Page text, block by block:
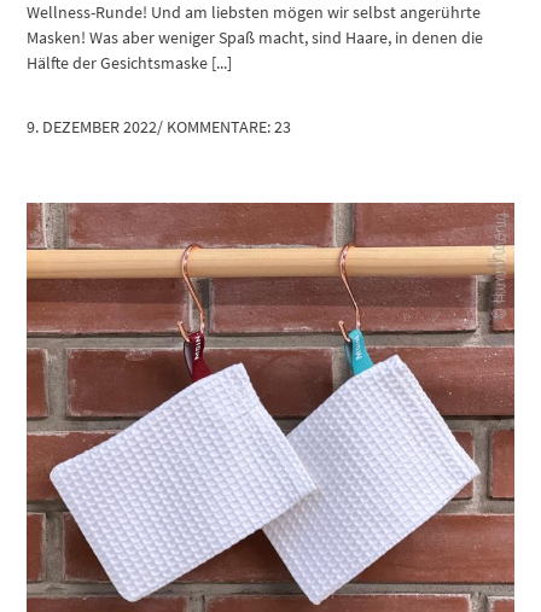
Wellness-Runde! Und am liebsten mögen wir selbst angerührte
Masken! Was aber weniger Spaß macht, sind Haare, in denen die
Hälfte der Gesichtsmaske [...]
9. DEZEMBER 2022/ KOMMENTARE: 23